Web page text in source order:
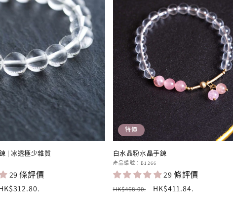
| 冰透極少雜質
29 條評價
.
特價
白水晶粉水晶手鍊
廠
商：
產品編號：B1266
29 條評價
定
HK$468.00.
售
HK$411.84.